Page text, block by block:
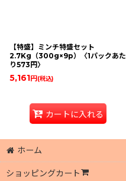
【特盛】ミンチ特盛セット
2.7Kg（300g×9p）〈1パックあた
り573円〉
5,161円 (税込)
カートに入れる
ホーム
ショッピングカート